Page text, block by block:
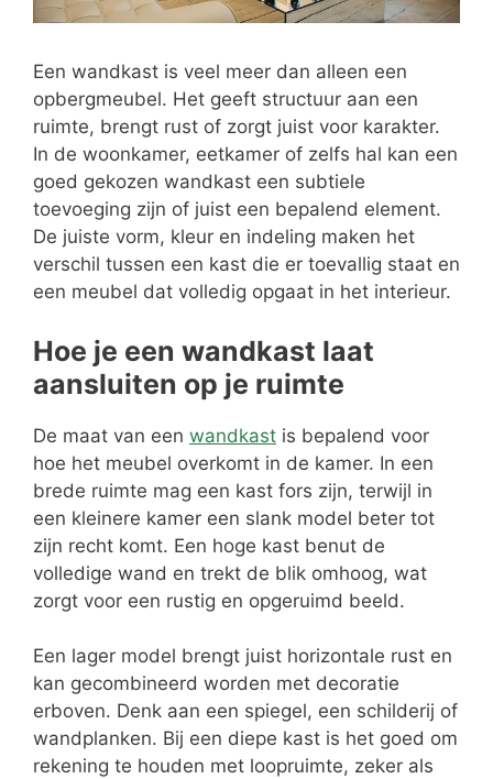
Een wandkast is veel meer dan alleen een
opbergmeubel. Het geeft structuur aan een
ruimte, brengt rust of zorgt juist voor karakter.
In de woonkamer, eetkamer of zelfs hal kan een
goed gekozen wandkast een subtiele
toevoeging zijn of juist een bepalend element.
De juiste vorm, kleur en indeling maken het
verschil tussen een kast die er toevallig staat en
een meubel dat volledig opgaat in het interieur.
Hoe je een wandkast laat
aansluiten op je ruimte
De maat van een wandkast is bepalend voor
hoe het meubel overkomt in de kamer. In een
brede ruimte mag een kast fors zijn, terwijl in
een kleinere kamer een slank model beter tot
zijn recht komt. Een hoge kast benut de
volledige wand en trekt de blik omhoog, wat
zorgt voor een rustig en opgeruimd beeld.
Een lager model brengt juist horizontale rust en
kan gecombineerd worden met decoratie
erboven. Denk aan een spiegel, een schilderij of
wandplanken. Bij een diepe kast is het goed om
rekening te houden met loopruimte, zeker als